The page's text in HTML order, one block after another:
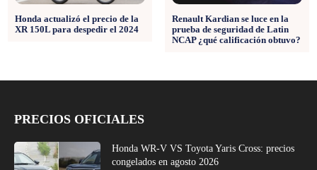
Honda actualizó el precio de la
XR 150L para despedir el 2024
Renault Kardian se luce en la
prueba de seguridad de Latin
NCAP ¿qué calificación obtuvo?
PRECIOS OFICIALES
Honda WR-V VS Toyota Yaris Cross: precios
congelados en agosto 2026